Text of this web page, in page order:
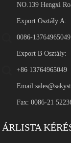
NO.139 Hengxi
Export Osztály A:
0086-13764965049
Export B Osztály:
+86 13764965049
Email:
Fax: 0086-21
ÁRLISTA